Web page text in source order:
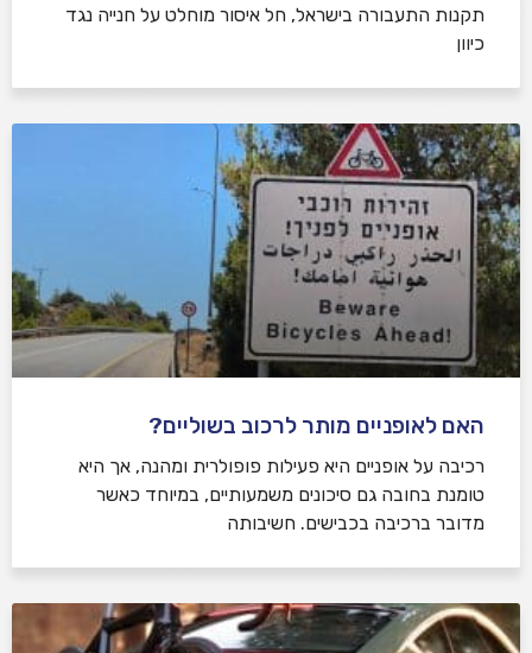
תקנות התעבורה בישראל, חל איסור מוחלט על חנייה נגד
כיוון
האם לאופניים מותר לרכוב בשוליים?
רכיבה על אופניים היא פעילות פופולרית ומהנה, אך היא
טומנת בחובה גם סיכונים משמעותיים, במיוחד כאשר
מדובר ברכיבה בכבישים. חשיבותה